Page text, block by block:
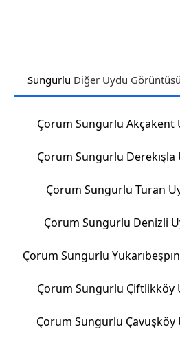
Sungurlu Diğer Uydu
Çorum Sungurlu Akçakent
Çorum Sungurlu
Çorum Sungurlu Turan
Çorum Sungurlu Denizli
Çorum Sungurlu Çiftlikköy
Çorum Sungurlu